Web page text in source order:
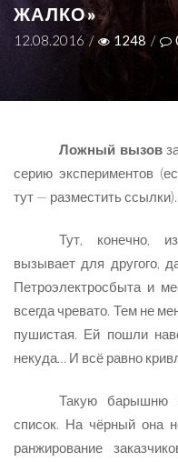
ЖАЛКО»
12.08.2016 / 1248 /
Ложный вызов
серию экспериментов
тут — разместить ссылки).
Тут, конечно,
вызывает для другого,
Петроэлектросбыта и
всегда чревато. Тем не
пушистая. Ей пошли
некуда… И всё равно
Такую барышню
список. На чёрный она
ранжирование